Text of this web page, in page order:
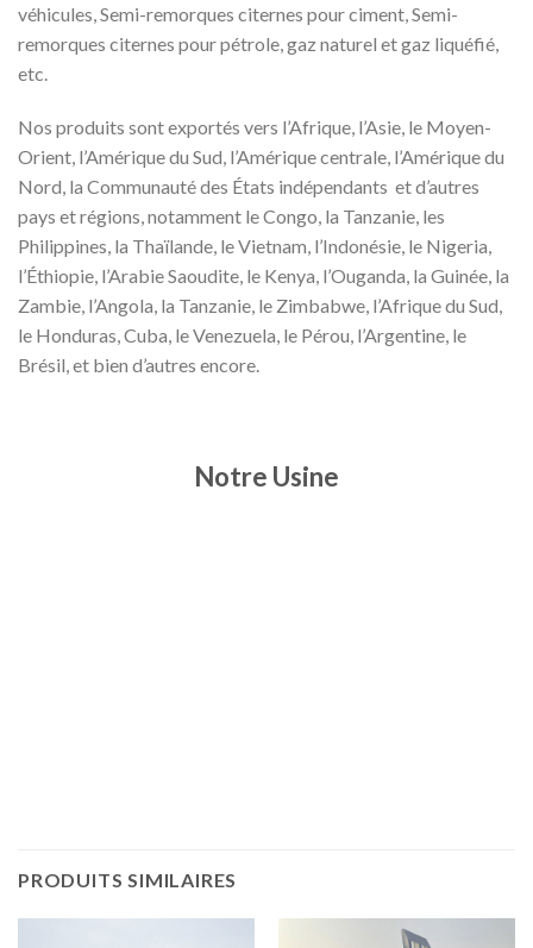
véhicules, Semi-remorques citernes pour ciment, Semi-
remorques citernes pour pétrole, gaz naturel et gaz liquéfié,
etc.
Nos produits sont exportés vers l’Afrique, l’Asie, le Moyen-
Orient, l’Amérique du Sud, l’Amérique centrale, l’Amérique du
Nord, la Communauté des États indépendants et d’autres
pays et régions, notamment le Congo, la Tanzanie, les
Philippines, la Thaïlande, le Vietnam, l’Indonésie, le Nigeria,
l’Éthiopie, l’Arabie Saoudite, le Kenya, l’Ouganda, la Guinée, la
Zambie, l’Angola, la Tanzanie, le Zimbabwe, l’Afrique du Sud,
le Honduras, Cuba, le Venezuela, le Pérou, l’Argentine, le
Brésil, et bien d’autres encore.
Notre Usine
PRODUITS SIMILAIRES